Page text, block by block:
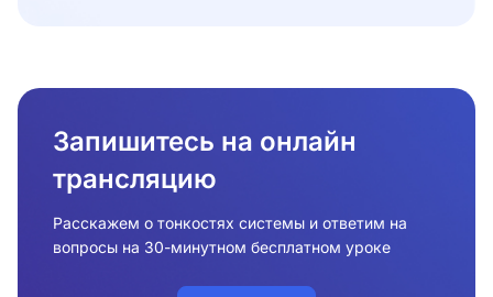
Запишитесь на онлайн
трансляцию
Расскажем о тонкостях системы и ответим на
вопросы на 30-минутном бесплатном уроке